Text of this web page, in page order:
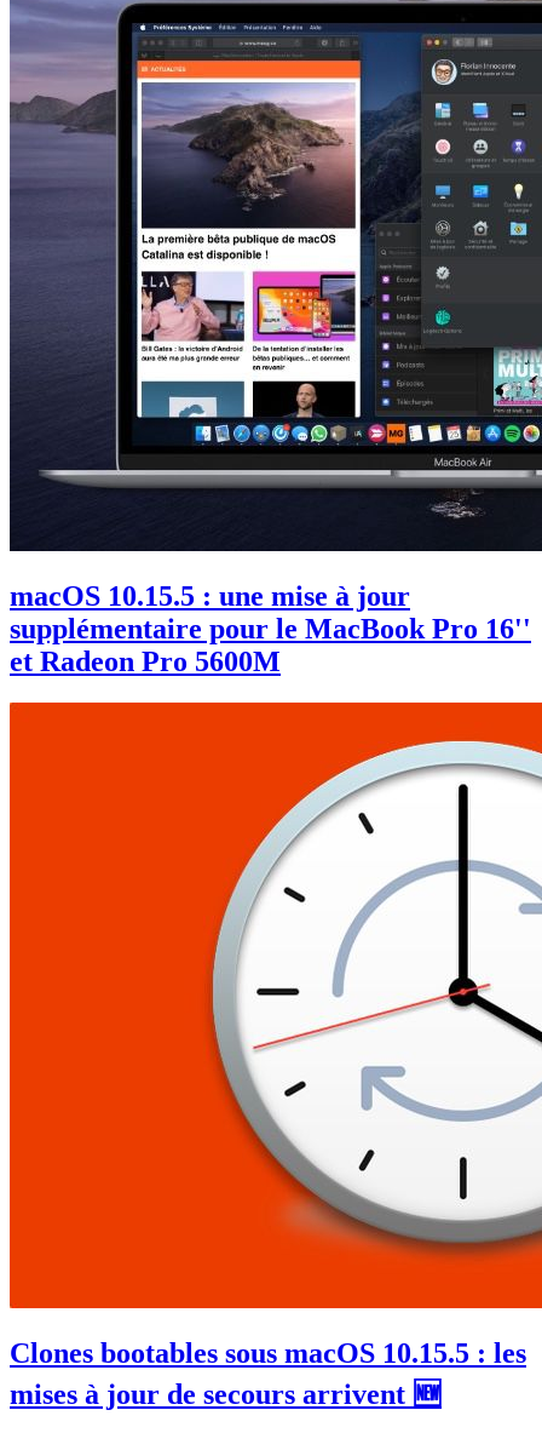
macOS 10.15.5 : une mise à jour
supplémentaire pour le MacBook Pro 16''
et Radeon Pro 5600M
Clones bootables sous macOS 10.15.5 : les
mises à jour de secours arrivent 🆕